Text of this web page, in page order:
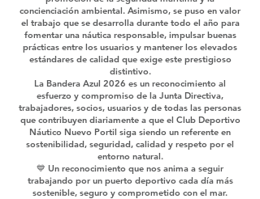
concienciación ambiental. Asimismo, se puso en valor
el trabajo que se desarrolla durante todo el año para
fomentar una náutica responsable, impulsar buenas
prácticas entre los usuarios y mantener los elevados
estándares de calidad que exige este prestigioso
distintivo.
La Bandera Azul 2026 es un reconocimiento al
esfuerzo y compromiso de la Junta Directiva,
trabajadores, socios, usuarios y de todas las personas
que contribuyen diariamente a que el Club Deportivo
Náutico Nuevo Portil siga siendo un referente en
sostenibilidad, seguridad, calidad y respeto por el
entorno natural.
💙 Un reconocimiento que nos anima a seguir
trabajando por un puerto deportivo cada día más
sostenible, seguro y comprometido con el mar.